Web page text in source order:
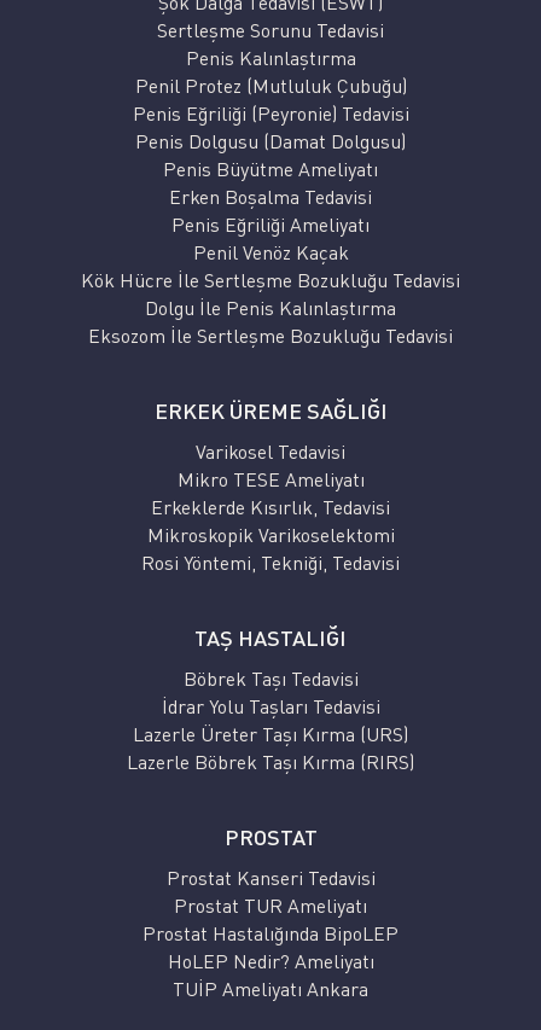
Sertleşme Sorunu Tedavisi
Penis Kalınlaştırma
Penil Protez (Mutluluk Çubuğu)
Penis Eğriliği (Peyronie) Tedavisi
Penis Dolgusu (Damat Dolgusu)
Penis Büyütme Ameliyatı
Erken Boşalma Tedavisi
Penis Eğriliği Ameliyatı
Penil Venöz Kaçak
Kök Hücre İle Sertleşme Bozukluğu Tedavisi
Dolgu İle Penis Kalınlaştırma
Eksozom İle Sertleşme Bozukluğu Tedavisi
ERKEK ÜREME SAĞLIĞI
Varikosel Tedavisi
Mikro TESE Ameliyatı
Erkeklerde Kısırlık, Tedavisi
Mikroskopik Varikoselektomi
Rosi Yöntemi, Tekniği, Tedavisi
TAŞ HASTALIĞI
Böbrek Taşı Tedavisi
İdrar Yolu Taşları Tedavisi
Lazerle Üreter Taşı Kırma (URS)
Lazerle Böbrek Taşı Kırma (RIRS)
PROSTAT
Prostat Kanseri Tedavisi
Prostat TUR Ameliyatı
Prostat Hastalığında BipoLEP
HoLEP Nedir? Ameliyatı
TUİP Ameliyatı Ankara